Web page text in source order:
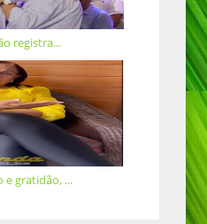
registra...
e gratidão, ...